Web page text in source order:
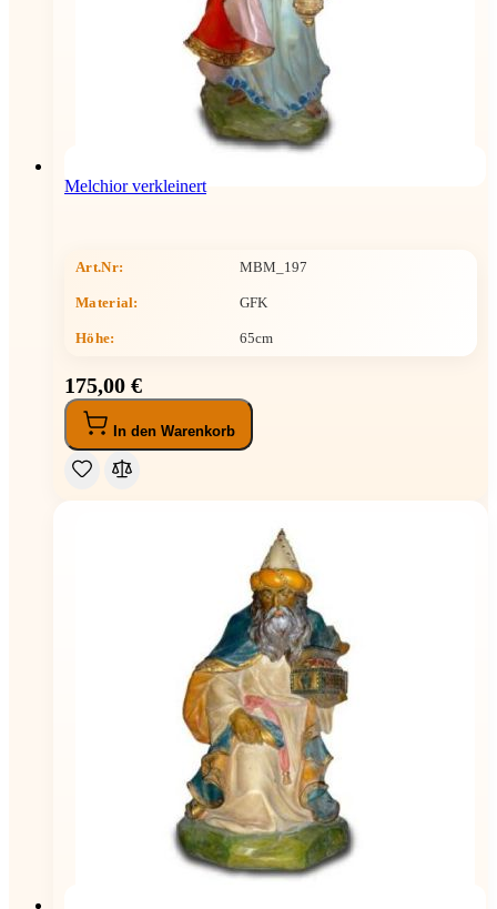
Melchior verkleinert
Art.Nr: MBM_197
Material: GFK
Höhe: 65cm
175,00 €
In den Warenkorb